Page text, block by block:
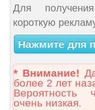
Для
короткую
Нажмите для
* Внимание!
более 2 лет
Вероятность
очень низкая.